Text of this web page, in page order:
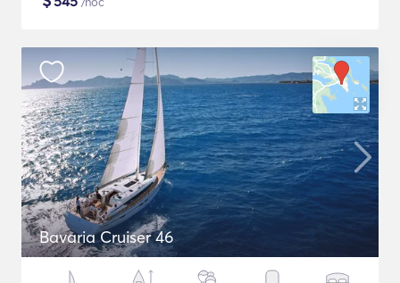
Bavaria Cruiser 46